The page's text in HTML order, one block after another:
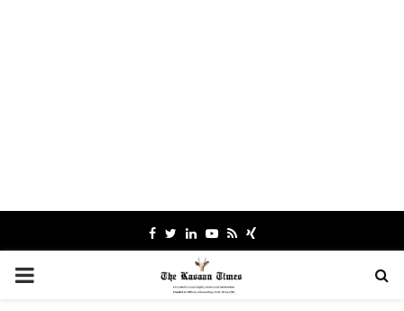
Facebook
TwitterLinkedinYoutube
RssXing
PRIMARY